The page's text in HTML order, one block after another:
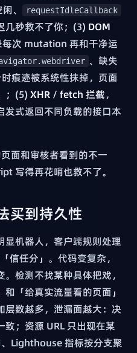
、 requestIdleCallback
几秒救不了你；(3) DOM
每次 mutation 再和干净运
、缺失
痕迹被系统性抹掉，页面
；(5)XHR / fetch 拦截，
发式返回不同负载的接口本
面和审核者看到的不一
写得再花哨也救不了。
买到持久性
显机器人，客户端规则处理
信任分」。代码变复杂，
检测不找某种具体把戏，
「给真实流量看的页面」
层数越多，泄漏面越大：决
；资源 URL 只出现在某
Lighthouse 指标按分支聚